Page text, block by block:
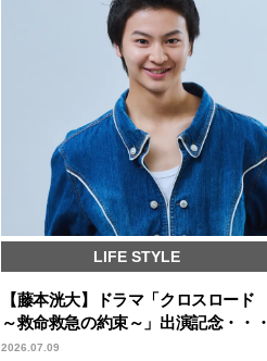
LIFE STYLE
【藤本洸大】ドラマ「クロスロード
～救命救急の約束～」出演記念・・・
2026.07.09